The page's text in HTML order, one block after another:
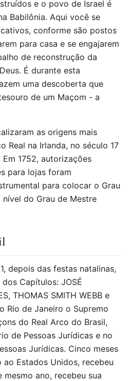
e o povo de Israel é
Babilônia. Aqui você se
conforme são postos
para casa e se engajarem
de reconstrução da
É durante esta
uma descoberta que
de um Maçom - a
as origens mais
Real na Irlanda, no século 17
1752, autorizações
para lojas foram
para colocar o Grau
do Grau de Mestre
depois das festas natalinas,
Capítulos: JOSÉ
THOMAS SMITH WEBB e
Rio de Janeiro o Supremo
do Real Arco do Brasil,
de Pessoas Jurídicas e no
Jurídicas. Cinco meses
Estados Unidos, recebeu
ano, recebeu sua